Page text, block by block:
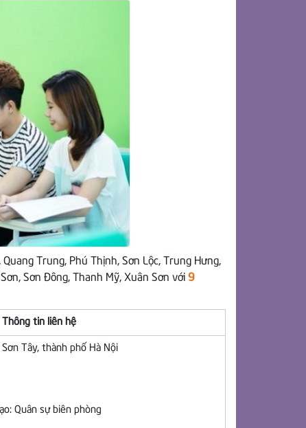
Trung, Phú Thịnh, Sơn Lộc, Trung Hưng,
Sơn Đông, Thanh Mỹ, Xuân Sơn với 9
Thông tin liên hệ
Tây, thành phố Hà Nội
Quân sự biên phòng